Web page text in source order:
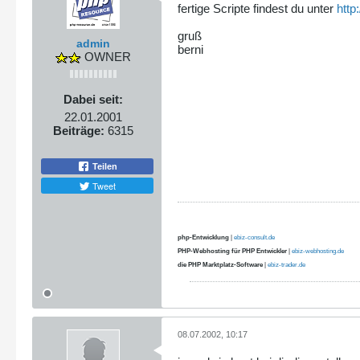
admin
OWNER
Dabei seit:
22.01.2001
Beiträge: 6315
Teilen
Tweet
fertige Scripte findest du unter
gruß
berni
php-Entwicklung
ebiz-consult.de
PHP-Webhosting für PHP Entwickler
ebiz-webhosting.de
die PHP Marktplatz-Software
ebiz-trader.de
08.07.2002, 10:17